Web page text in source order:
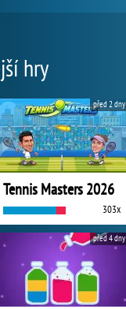
hry
Tennis Masters 2026
303x
před 2 dny
před 4 dny